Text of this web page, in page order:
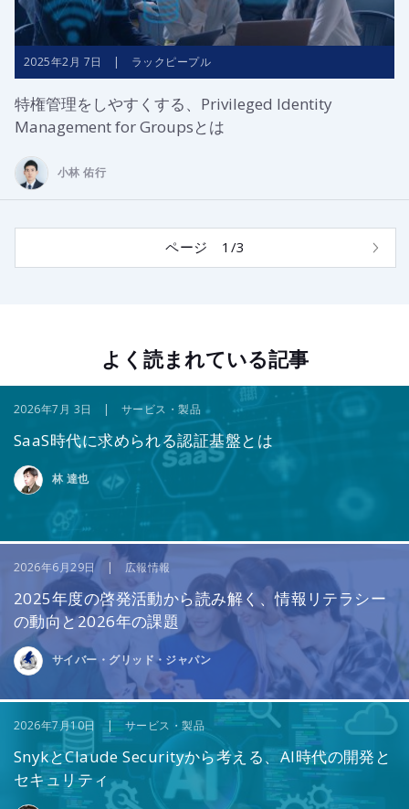
2025年2月 7日 | ラックピープル
特権管理をしやすくする、Privileged Identity
Management for Groupsとは
小林 佑行
ページ 1/3
よく読まれている記事
2026年7月 3日 | サービス・製品
SaaS時代に求められる認証基盤とは
林 達也
2026年6月29日 | 広報情報
2025年度の啓発活動から読み解く、情報リテラシー
の動向と2026年の課題
サイバー・グリッド・ジャパン
2026年7月10日 | サービス・製品
SnykとClaude Securityから考える、AI時代の開発と
セキュリティ